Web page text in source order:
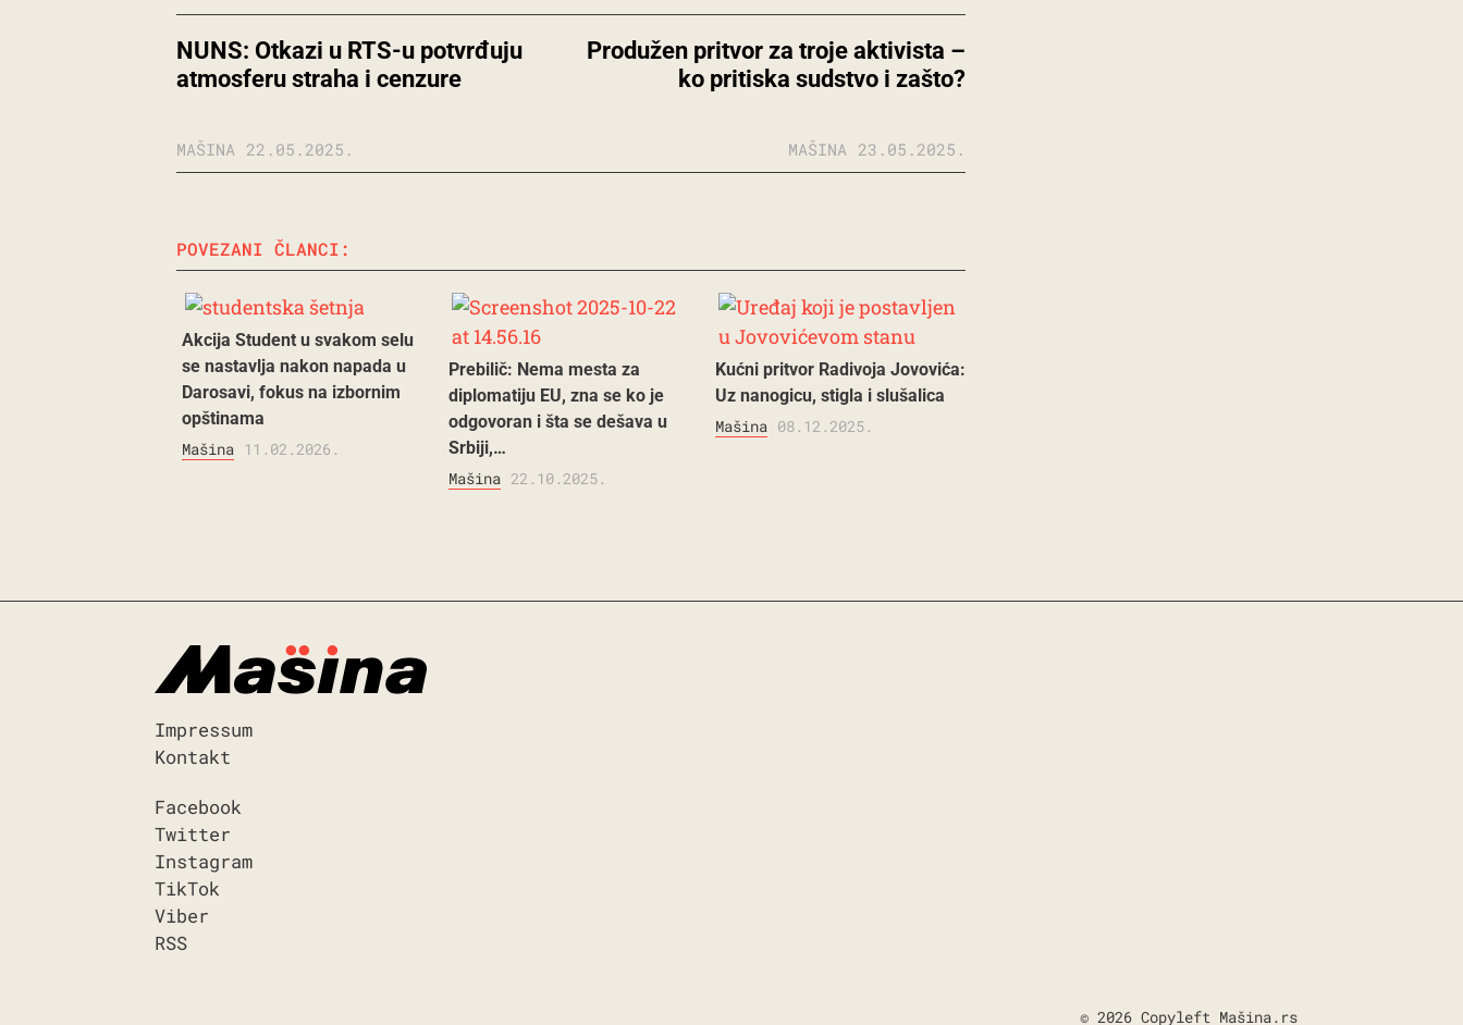
NUNS: Otkazi u RTS-u potvrđuju
atmosferu straha i cenzure
MAŠINA 22.05.2025.
Produžen pritvor za troje aktivista –
ko pritiska sudstvo i zašto?
MAŠINA 23.05.2025.
POVEZANI ČLANCI:
Akcija Student u svakom selu
se nastavlja nakon napada u
Darosavi, fokus na izbornim
opštinama
Mašina 11.02.2026.
Prebilič: Nema mesta za
diplomatiju EU, zna se ko je
odgovoran i šta se dešava u
Srbiji,…
Mašina 22.10.2025.
Kućni pritvor Radivoja Jovovića:
Uz nanogicu, stigla i slušalica
Mašina 08.12.2025.
Impressum
Kontakt
Facebook
Twitter
Instagram
TikTok
Viber
RSS
© 2026 Copyleft Mašina.rs